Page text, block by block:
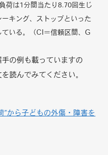
荷は1分間当たり8.70回生じ
キング、ストップといった
いる。（CI＝信頼区間、G
の例も載っていますの
読んでみてください。
”から子どもの外傷・障害を